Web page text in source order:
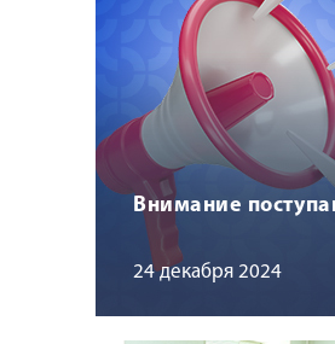
Внимание
24 декабря 2024